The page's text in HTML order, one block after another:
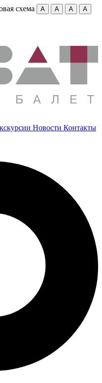
схема A A A
A
Новости Контакты